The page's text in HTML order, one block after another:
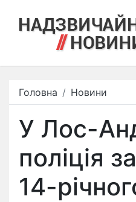
Головна Новини
У Лос-
поліція
14-